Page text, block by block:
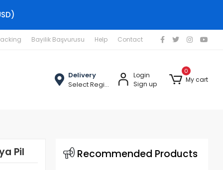
Bayilik Başvurusu Help Contact
Delivery
Select Region
Login
Sign up
0
My cart
Pil Recommended Products